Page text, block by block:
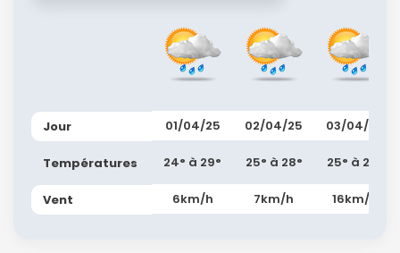
Jour
Températures
Vent
01/04/25
24° à 29°
6km/h
02/04/25
25° à 28°
7km/h
03/04/25
25° à 29°
16km/h